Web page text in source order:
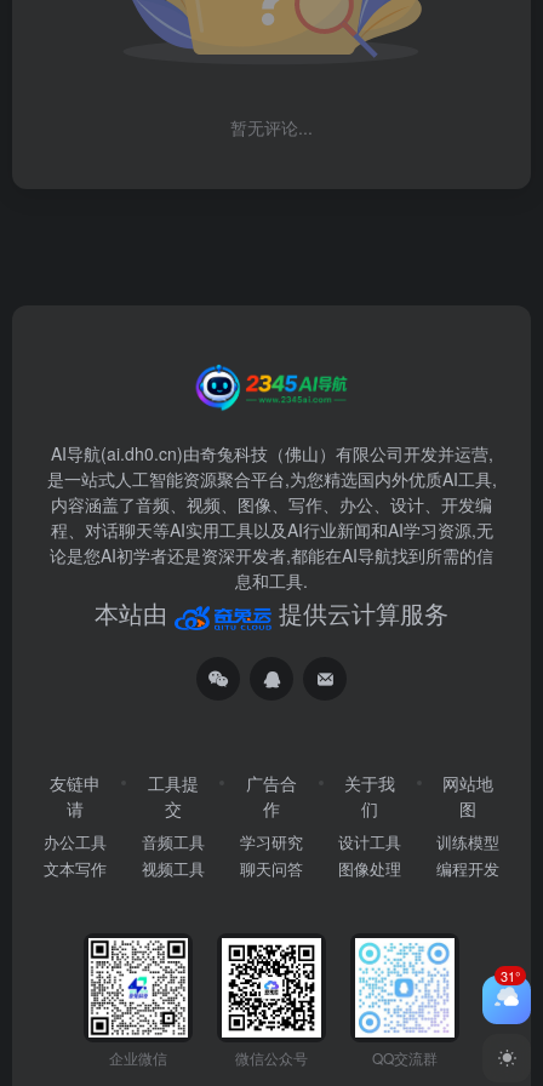
暂无评论...
AI导航(ai.dh0.cn)由奇兔科技（佛山）有限公司开发并运营,
是一站式人工智能资源聚合平台,为您精选国内外优质AI工具,
内容涵盖了音频、视频、图像、写作、办公、设计、开发编
程、对话聊天等AI实用工具以及AI行业新闻和AI学习资源,无
论是您AI初学者还是资深开发者,都能在AI导航找到所需的信
息和工具.
本站由 提供云计算服务
友链申
请
办公工具
文本写作
工具提
交
音频工具
视频工具
广告合
作
学习研究
聊天问答
关于我
们
设计工具
图像处理
网站地
图
训练模型
编程开发
企业微信 微信公众号 QQ交流群
31°